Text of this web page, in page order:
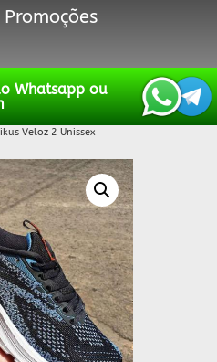
Whatsapp ou
Veloz 2 Unissex